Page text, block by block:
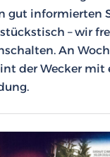
gut informierten
– wir
An
der Wecker mit